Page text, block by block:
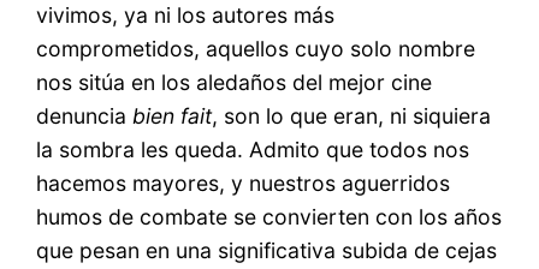
vivimos, ya ni los autores más
comprometidos, aquellos cuyo solo nombre
nos sitúa en los aledaños del mejor cine
denuncia bien fait, son lo que eran, ni siquiera
la sombra les queda. Admito que todos nos
hacemos mayores, y nuestros aguerridos
humos de combate se convierten con los años
que pesan en una significativa subida de cejas